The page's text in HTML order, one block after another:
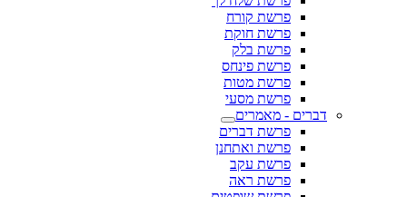
פרשת קורח
פרשת חוקת
פרשת בלק
פרשת פינחס
פרשת מטות
פרשת מסעי
דברים - מאמרים
פרשת דברים
פרשת ואתחנן
פרשת עקב
פרשת ראה